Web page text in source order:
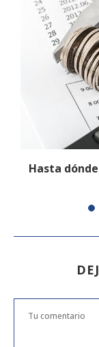
Hasta